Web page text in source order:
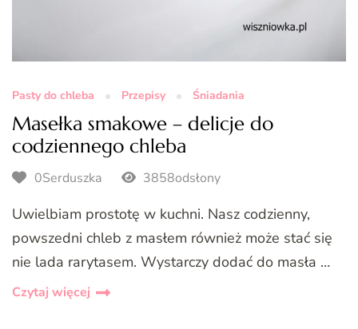
Pasty do chleba Przepisy Śniadania
Masełka smakowe – delicje do
codziennego chleba
0Serduszka 3858odsłony
Uwielbiam prostotę w kuchni. Nasz codzienny,
powszedni chleb z masłem również może stać się
nie lada rarytasem. Wystarczy dodać do masła …
Czytaj więcej